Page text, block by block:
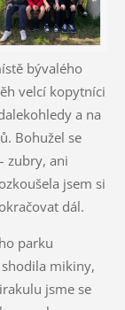
bývalého
velcí kopytníci
a na
Bohužel se
zubry, ani
jsem si
dál.
parku
mikiny,
jsme se